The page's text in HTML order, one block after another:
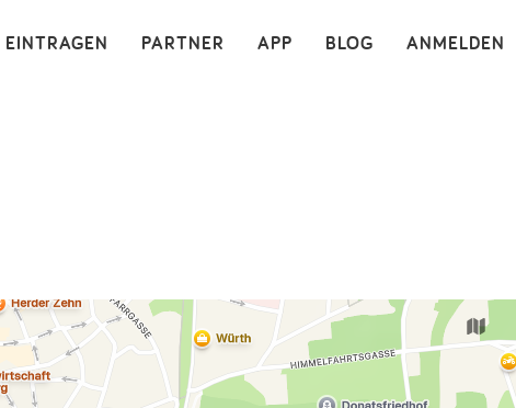
ANMELDEN
BLOG
APP
PARTNER
EINTRAGEN ×